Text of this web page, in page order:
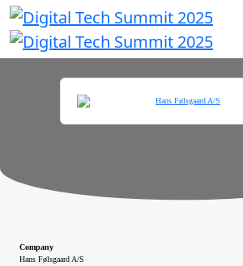
Company
Hans Følsgaard A/S